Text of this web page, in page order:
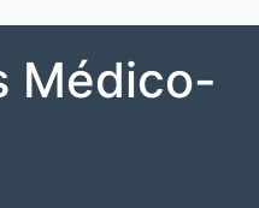
Médico-